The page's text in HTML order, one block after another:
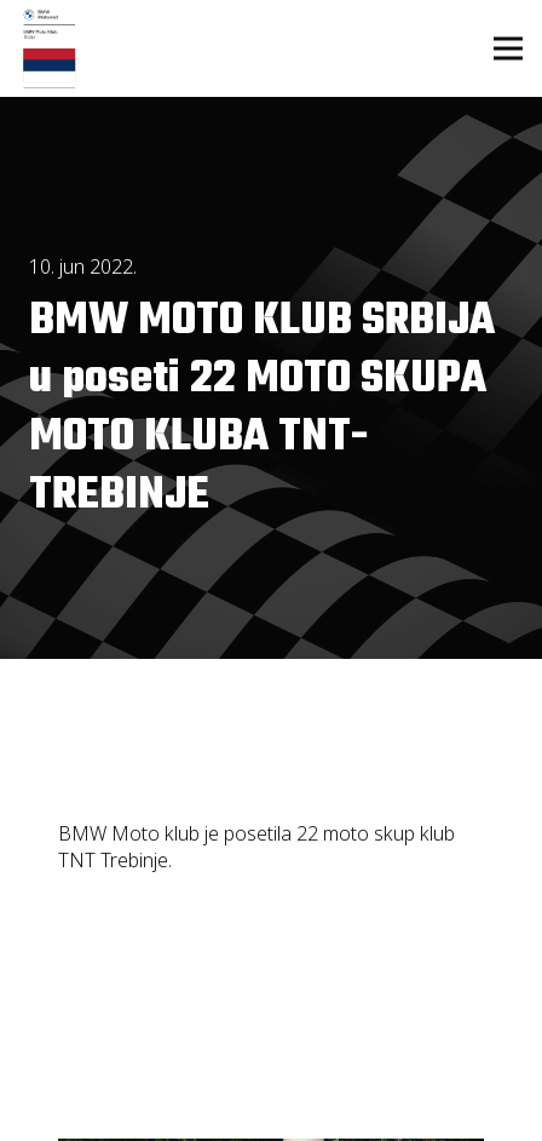
10. jun 2022.
BMW MOTO KLUB SRBIJA
u poseti 22 MOTO SKUPA
MOTO KLUBA TNT-
TREBINJE
BMW Moto klub je posetila 22 moto skup klub
TNT Trebinje.